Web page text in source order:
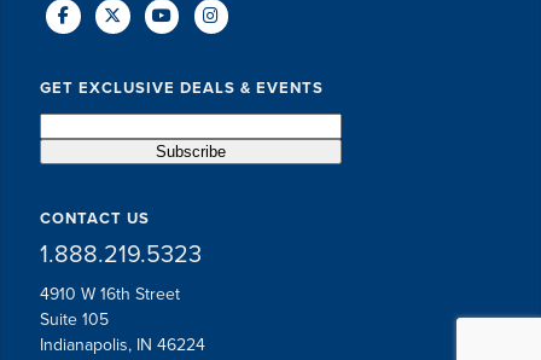
GET EXCLUSIVE DEALS & EVENTS
CONTACT US
1.888.219.5323
4910 W 16th Street
Suite 105
Indianapolis, IN 46224